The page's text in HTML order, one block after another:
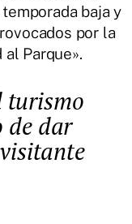
baja y
por la
Parque».
de dar